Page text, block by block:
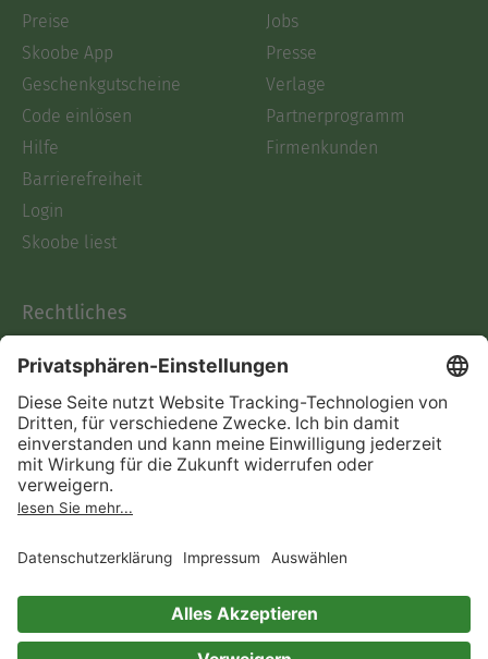
Preise
Skoobe App
Geschenkgutscheine
Code einlösen
Hilfe
Barrierefreiheit
Login
Skoobe liest
Jobs
Presse
Verlage
Partnerprogramm
Firmenkunden
Rechtliches
AGB
Informationen nach Data
Act
Verträge hier kündigen
Impressum
Immer ein gutes Buch